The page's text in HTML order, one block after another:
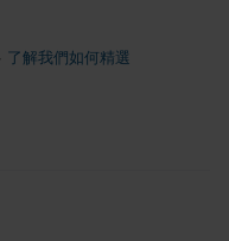
了解我們如何精選